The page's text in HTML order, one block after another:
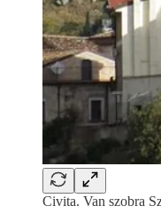
Civita. Van szobra